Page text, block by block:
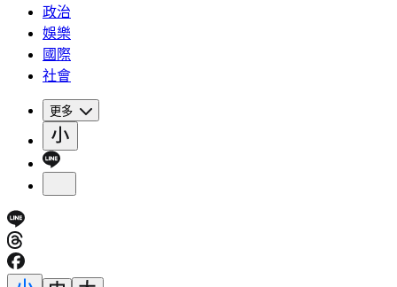
政治
娛樂
國際
社會
更多